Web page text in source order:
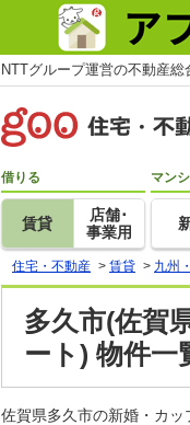
NTTグループ運営の不動産
借りる
賃貸
店舗･
事業用
マン
住宅・不動産 > 賃貸 > 九州
多久市(佐賀
ート) 物件一
佐賀県多久市の新婚・カ